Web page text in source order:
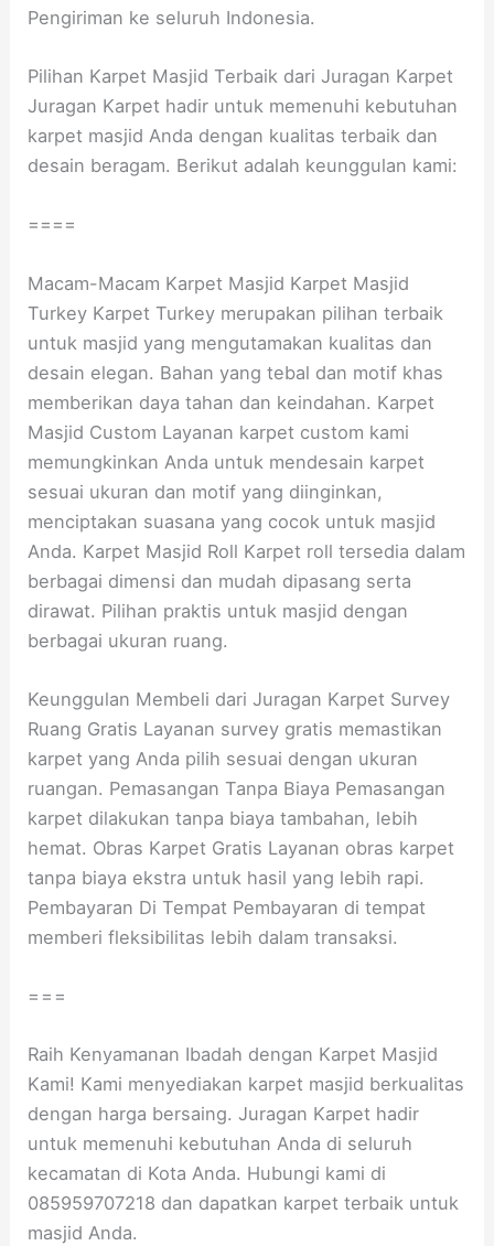
Pengiriman ke seluruh Indonesia.
Pilihan Karpet Masjid Terbaik dari Juragan Karpet
Juragan Karpet hadir untuk memenuhi kebutuhan
karpet masjid Anda dengan kualitas terbaik dan
desain beragam. Berikut adalah keunggulan kami:
====
Macam-Macam Karpet Masjid Karpet Masjid
Turkey Karpet Turkey merupakan pilihan terbaik
untuk masjid yang mengutamakan kualitas dan
desain elegan. Bahan yang tebal dan motif khas
memberikan daya tahan dan keindahan. Karpet
Masjid Custom Layanan karpet custom kami
memungkinkan Anda untuk mendesain karpet
sesuai ukuran dan motif yang diinginkan,
menciptakan suasana yang cocok untuk masjid
Anda. Karpet Masjid Roll Karpet roll tersedia dalam
berbagai dimensi dan mudah dipasang serta
dirawat. Pilihan praktis untuk masjid dengan
berbagai ukuran ruang.
Keunggulan Membeli dari Juragan Karpet Survey
Ruang Gratis Layanan survey gratis memastikan
karpet yang Anda pilih sesuai dengan ukuran
ruangan. Pemasangan Tanpa Biaya Pemasangan
karpet dilakukan tanpa biaya tambahan, lebih
hemat. Obras Karpet Gratis Layanan obras karpet
tanpa biaya ekstra untuk hasil yang lebih rapi.
Pembayaran Di Tempat Pembayaran di tempat
memberi fleksibilitas lebih dalam transaksi.
===
Raih Kenyamanan Ibadah dengan Karpet Masjid
Kami! Kami menyediakan karpet masjid berkualitas
dengan harga bersaing. Juragan Karpet hadir
untuk memenuhi kebutuhan Anda di seluruh
kecamatan di Kota Anda. Hubungi kami di
085959707218 dan dapatkan karpet terbaik untuk
masjid Anda.